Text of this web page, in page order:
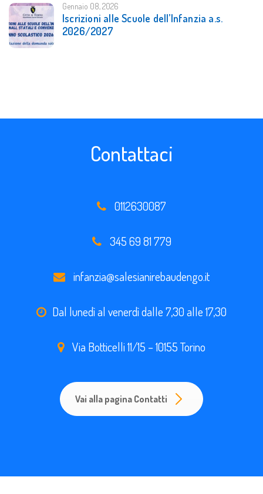
Gennaio 08, 2026
Iscrizioni alle Scuole dell’Infanzia a.s.
2026/2027
Contattaci
0112630087
345 69 81 779
infanzia@salesianirebaudengo.it
Dal lunedì al venerdì dalle 7,30 alle 17,30
Via Botticelli 11/15 – 10155 Torino
Vai alla pagina Contatti